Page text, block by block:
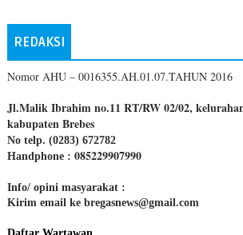
REDAKSI
Nomor AHU – 0016355.AH.01.07.TAHUN 2016
Jl.Malik Ibrahim no.11 RT/RW 02/02,
kabupaten Brebes
No telp. (0283) 672782
Handphone : 085229907990
Info/ opini masyarakat :
Kirim email ke bregasnews@gmail.com